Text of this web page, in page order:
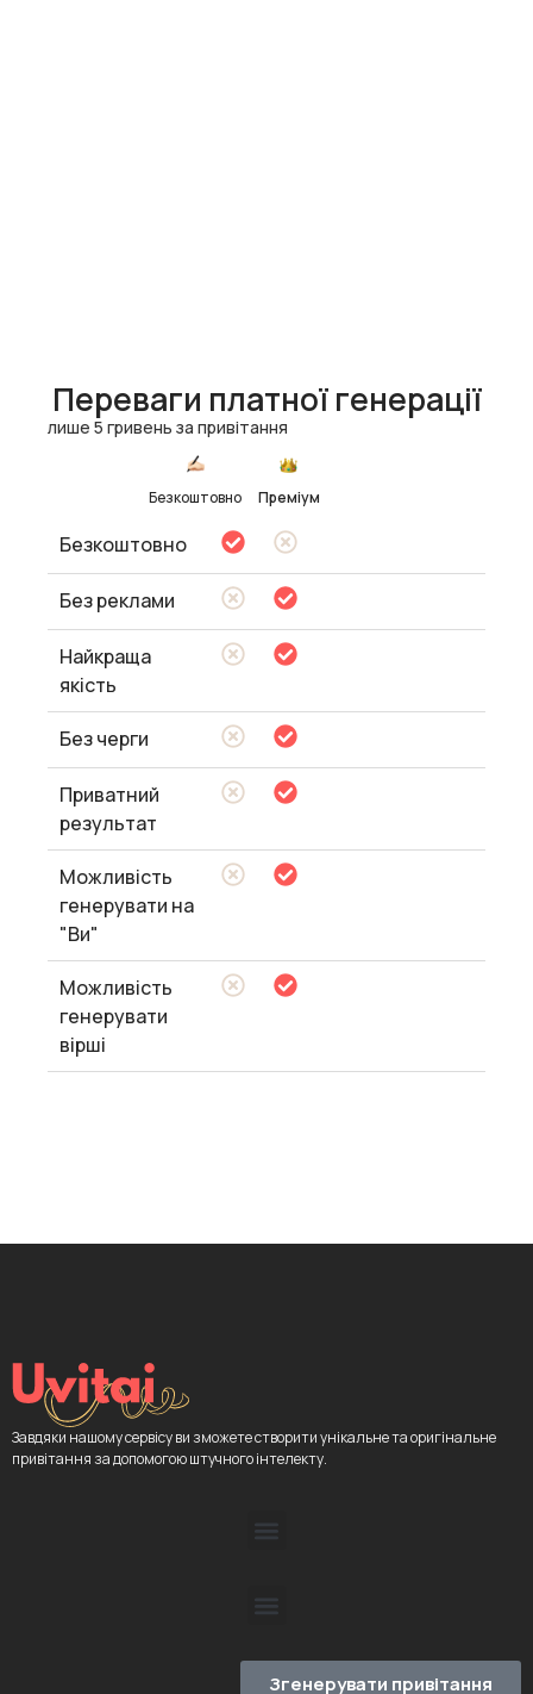
Переваги платної генерації
лише 5 гривень за привітання
Безкоштовно Преміум
Безкоштовно
Без реклами
Найкраща
якість
Без черги
Приватний
результат
Можливість
генерувати на
"Ви"
Можливість
генерувати
вірші
Завдяки нашому сервісу ви зможете створити унікальне та оригінальне
привітання за допомогою штучного інтелекту.
Згенерувати привітання